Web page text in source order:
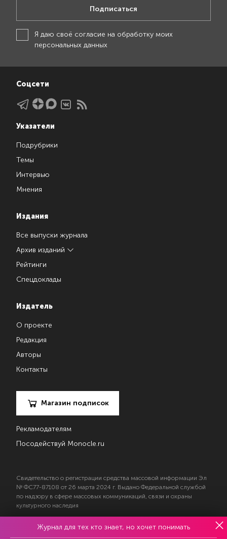
Подписаться
Я даю своё согласие на обработку моих
персональных данных
Соцсети
Указатели
Подрубрики
Темы
Интервью
Мнения
Издания
Все выпуски журнала
Архив изданий
Рейтинги
Спецдоклады
Издатель
О проекте
Редакция
Авторы
Контакты
Магазин подписок
Рекламодателям
Посодействуй Monocle.ru
Свидетельство о регистрации средства массовой информации Эл
№ ФС77-87108 от 26 марта 2024 г. Выдано Федеральной службой
по надзору в сфере массовых коммуникаций, связи и охраны
культурного наследия
© 2017—2026 АНО «Творческий коллектив Эксперт»
Журнал для тех кто знает, но хочет понимать